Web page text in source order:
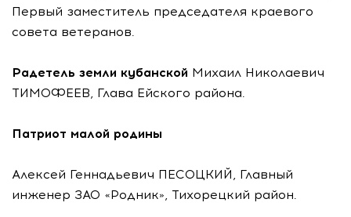
Первый заместитель председателя краевого
совета ветеранов.
Радетель земли кубанской Михаил Николаевич
ТИМОФЕЕВ, Глава Ейского района.
Патриот малой родины
Алексей Геннадьевич ПЕСОЦКИЙ, Главный
инженер ЗАО «Родник», Тихорецкий район.